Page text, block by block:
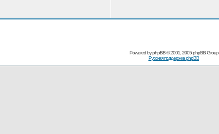
Powered byphpBB© 2001, 2005 phpBB Group
Русская поддержка phpBB